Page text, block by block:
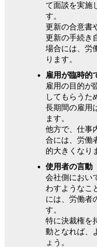
て面談を実施
す。
更新の合意書
更新の手続き
場合には、労
ります。
雇用が臨時的
雇用の目的が
してもらうた
長期間の雇用
ます。
他方で、仕事
合には、労働
的大きくなり
使用者の言動
会社側におい
わすようなこ
には、労働者
す。
特に決裁権を
動となれば、
ょう。